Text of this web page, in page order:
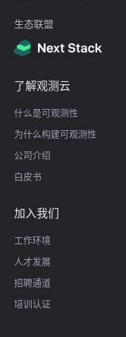
生态联盟
了解观测云
什么是可观测性
为什么构建可观测性
公司介绍
白皮书
加入我们
工作环境
人才发展
招聘通道
培训认证